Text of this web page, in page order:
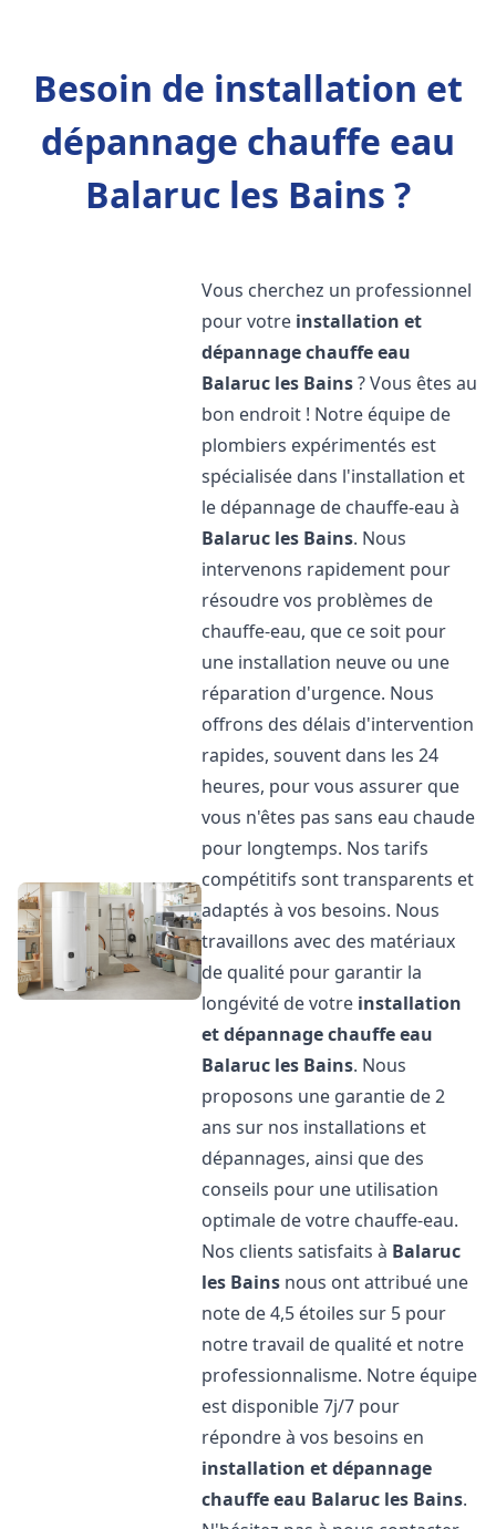
Besoin de installation et
dépannage chauffe eau
Balaruc les Bains ?
Vous cherchez un professionnel
pour votre installation et
dépannage chauffe eau
Balaruc les Bains? Vous êtes au
bon endroit ! Notre équipe de
plombiers expérimentés est
spécialisée dans l'installation et
le dépannage de chauffe-eau à
Balaruc les Bains. Nous
intervenons rapidement pour
résoudre vos problèmes de
chauffe-eau, que ce soit pour
une installation neuve ou une
réparation d'urgence. Nous
offrons des délais d'intervention
rapides, souvent dans les 24
heures, pour vous assurer que
vous n'êtes pas sans eau chaude
pour longtemps. Nos tarifs
compétitifs sont transparents et
adaptés à vos besoins. Nous
travaillons avec des matériaux
de qualité pour garantir la
longévité de votre installation
et dépannage chauffe eau
Balaruc les Bains. Nous
proposons une garantie de 2
ans sur nos installations et
dépannages, ainsi que des
conseils pour une utilisation
optimale de votre chauffe-eau.
Nos clients satisfaits à Balaruc
les Bains nous ont attribué une
note de 4,5 étoiles sur 5 pour
notre travail de qualité et notre
professionnalisme. Notre équipe
est disponible 7j/7 pour
répondre à vos besoins en
installation et dépannage
chauffe eau Balaruc les Bains.